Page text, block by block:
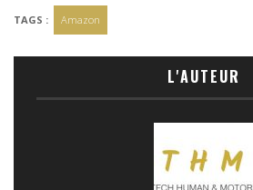
TAGS : Amazon
L'AUTEUR